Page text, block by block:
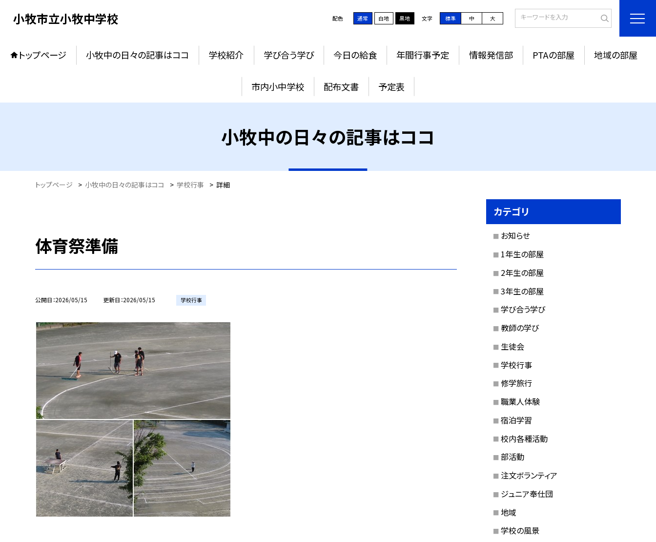
小牧市立小牧中学校 配色 通常 白地 黒地 文字 標準 中 大
トップページ 小牧中の日々の記事はココ 学校紹介 学び合う学び 今日の給食 年間行事予定 情報発信部 PTAの部屋 地域の部屋
市内小中学校 配布文書 予定表
小牧中の日々の記事はココ
トップページ > 小牧中の日々の記事はココ > 学校行事 > 詳細
体育祭準備
公開日 2026/05/15 更新日 2026/05/15 学校行事
カテゴリ
お知らせ
1年生の部屋
2年生の部屋
3年生の部屋
学び合う学び
教師の学び
生徒会
学校行事
修学旅行
職業人体験
宿泊学習
校内各種活動
部活動
注文ボランティア
ジュニア奉仕団
地域
学校の風景